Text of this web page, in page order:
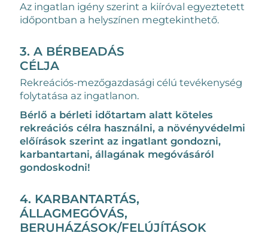
Az ingatlan igény szerint a kiíróval egyeztetett
időpontban a helyszínen megtekinthető.
3. A BÉRBEADÁS
CÉLJA
Rekreációs-mezőgazdasági célú tevékenység
folytatása az ingatlanon.
Bérlő a bérleti időtartam alatt köteles
rekreációs célra használni, a növényvédelmi
előírások szerint az ingatlant gondozni,
karbantartani, állagának megóvásáról
gondoskodni!
4. KARBANTARTÁS,
ÁLLAGMEGÓVÁS,
BERUHÁZÁSOK/FELÚJÍTÁSOK